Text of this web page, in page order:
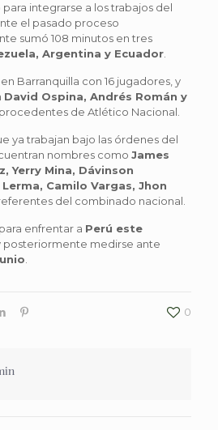
integrarse a los trabajos del
el pasado proceso
sumó 108 minutos en tres
Argentina y Ecuador.
Barranquilla con 16 jugadores, y
David Ospina, Andrés Román y
, procedentes de Atlético Nacional.
ya trabajan bajo las órdenes del
nombres como James
Yerry Mina, Dávinson
Camilo Vargas, Jhon
del combinado nacional.
enfrentar a Perú este
posteriormente medirse ante
0